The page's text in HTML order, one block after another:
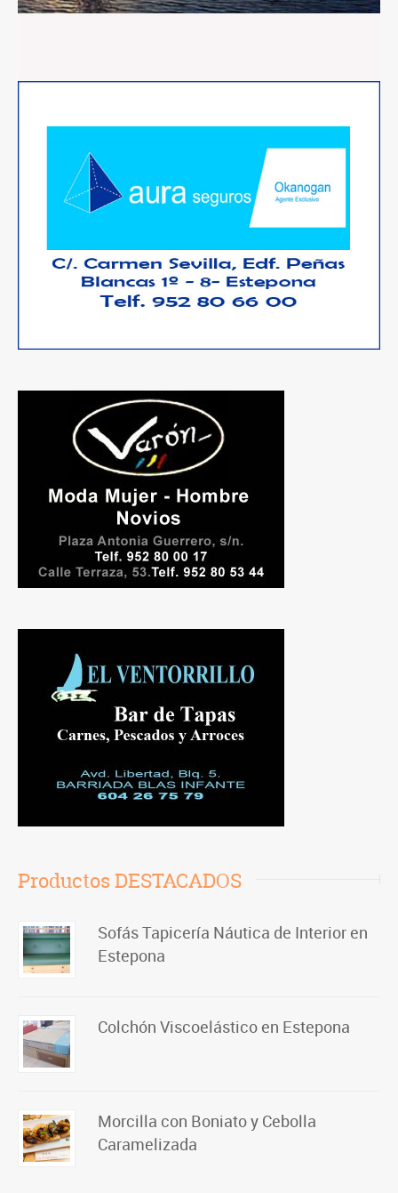
Productos DESTACADOS
Sofás Tapicería Náutica de Interior en
Estepona
Colchón Viscoelástico en Estepona
Morcilla con Boniato y Cebolla
Caramelizada